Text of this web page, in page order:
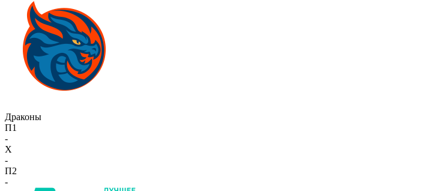
Драконы
П1
-
X
-
П2
-